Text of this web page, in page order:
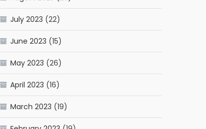
July 2023 (22)
June 2023 (15)
May 2023 (26)
April 2023 (16)
March 2023 (19)